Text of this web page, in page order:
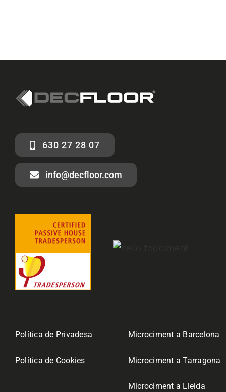
630 27 28 07
info@decfloor.com
Política de Privadesa
Política de Cookies
Microciment a Barcelona
Microciment a Tarragona
Microciment a Lleida